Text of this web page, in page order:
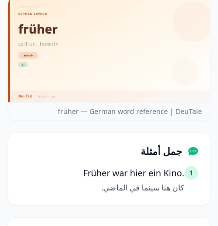
früher — German word reference | DeuTale
جمل أمثلة
1
Früher war hier ein Kino.
كان هنا سينما في الماضي.